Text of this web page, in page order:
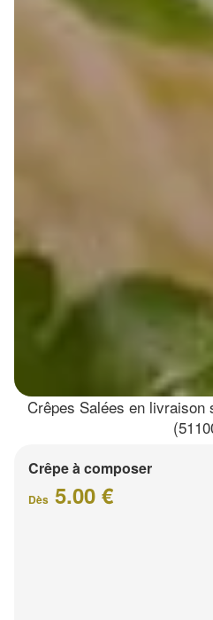
Crêpes Salées en livraison
Crêpe à composer
Dès 5.00 €